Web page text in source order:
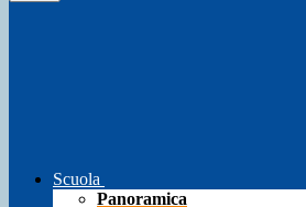
Scuola
Panoramica